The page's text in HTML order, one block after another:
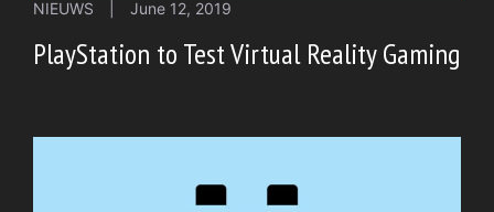
NIEUWS June 12, 2019
PlayStation to Test Virtual Reality Gaming